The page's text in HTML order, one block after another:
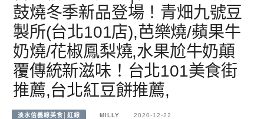
鼓燒冬季新品登場！青畑九號豆
製所(台北101店),芭樂燒/蘋果牛
奶燒/花椒鳳梨燒,水果尬牛奶顛
覆傳統新滋味！台北101美食街
推薦,台北紅豆餅推薦,
淡水信義線美食│紅線 MILLY 2020-12-22